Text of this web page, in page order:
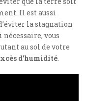
Il est aussi
la stagnation
nécessaire, vous
au sol de votre
d’humidité.